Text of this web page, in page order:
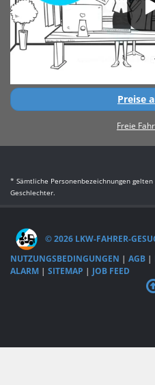
Preise
Freie
* Sämtliche Personenbezeichnungen
Geschlechter.
© 2026 LKW-FAHRER-
NUTZUNGSBEDINGUNGEN | AGB |
ALARM | SITEMAP | JOB FEED